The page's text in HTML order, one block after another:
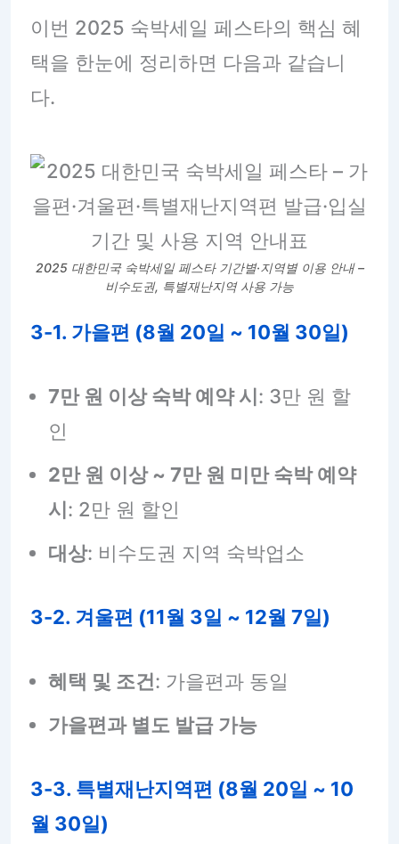
이번 2025 숙박세일 페스타의 핵심 혜
택을 한눈에 정리하면 다음과 같습니
다.
2025 대한민국 숙박세일 페스타 기간별·지역별 이용 안내 –
비수도권, 특별재난지역 사용 가능
3-1. 가을편 (8월 20일 ~ 10월 30일)
7만 원 이상 숙박 예약 시: 3만 원 할
인
2만 원 이상 ~ 7만 원 미만 숙박 예약
시: 2만 원 할인
대상: 비수도권 지역 숙박업소
3-2. 겨울편 (11월 3일 ~ 12월 7일)
혜택 및 조건: 가을편과 동일
가을편과 별도 발급 가능
3-3. 특별재난지역편 (8월 20일 ~ 10
월 30일)